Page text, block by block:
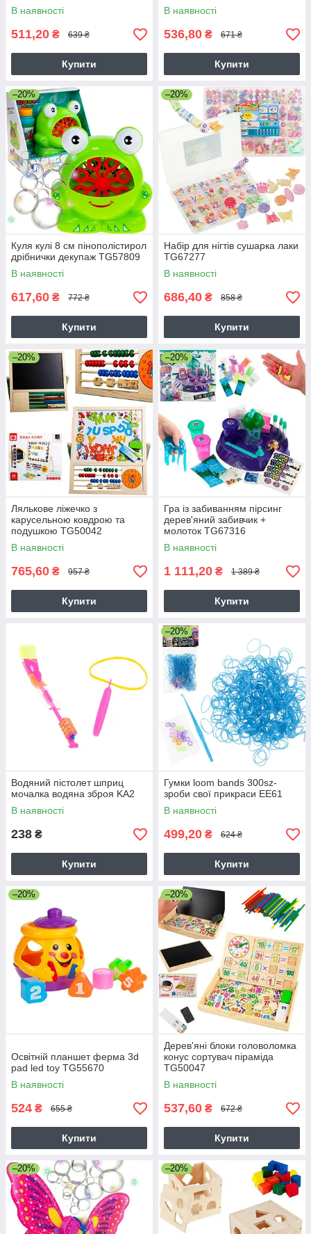
В наявності
511,20 ₴ 639 ₴
Купити
В наявності
536,80 ₴ 671 ₴
Купити
–20%
Куля кулі 8 см пінополістирол
дрібнички декупаж TG57809
В наявності
617,60 ₴ 772 ₴
Купити
–20%
Набір для нігтів сушарка лаки
TG67277
В наявності
686,40 ₴ 858 ₴
Купити
–20%
Лялькове ліжечко з
карусельною ковдрою та
подушкою TG50042
В наявності
765,60 ₴ 957 ₴
Купити
–20%
Гра із забиванням пірсинг
дерев'яний забивчик +
молоток TG67316
В наявності
1 111,20 ₴ 1 389 ₴
Купити
Водяний пістолет шприц
мочалка водяна зброя KA2
В наявності
238 ₴
Купити
–20%
Гумки loom bands 300sz-
зроби свої прикраси EE61
В наявності
499,20 ₴ 624 ₴
Купити
–20%
Освітній планшет ферма 3d
pad led toy TG55670
В наявності
524 ₴ 655 ₴
Купити
–20%
Дерев'яні блоки головоломка
конус сортувач піраміда
TG50047
В наявності
537,60 ₴ 672 ₴
Купити
–20% –20%